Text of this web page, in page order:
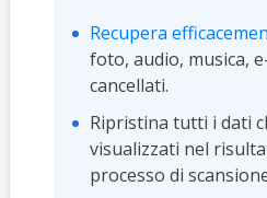
Recupera
foto, audio, musica,
cancellati.
Ripristina tutti i dati
visualizzati nel
processo di